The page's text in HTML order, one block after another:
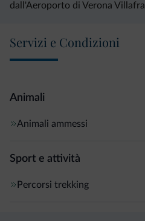
dall'Aeroporto di Verona
Servizi e Condizioni
Animali
Animali ammessi
Sport e attività
Percorsi trekking